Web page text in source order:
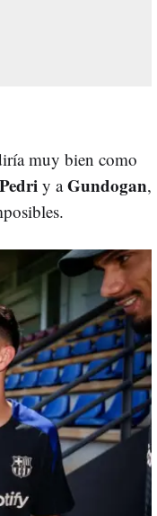
muy bien como
Pedri y aGundogan,